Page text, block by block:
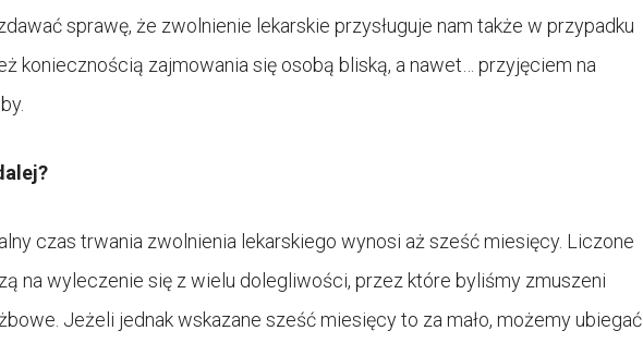
sprawę, że zwolnienie lekarskie przysługuje nam także w przypadku
koniecznością zajmowania się osobą bliską, a nawet… przyjęciem na
czas trwania zwolnienia lekarskiego wynosi aż sześć miesięcy. Liczone
na wyleczenie się z wielu dolegliwości, przez które byliśmy zmuszeni
Jeżeli jednak wskazane sześć miesięcy to za mało, możemy ubiegać